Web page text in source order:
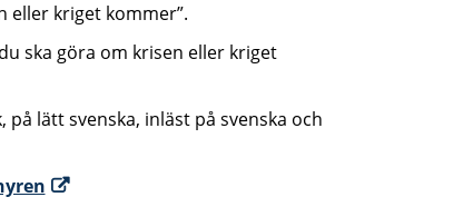
eller kriget kommer”.
ska göra om krisen eller kriget
lätt svenska, inläst på svenska och